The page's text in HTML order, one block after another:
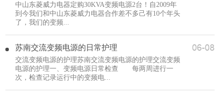
中山东菱威力电器定购30KVA变频电源2台！自2009年
到今我们和中山东菱威力电器合作差不多己有10个年头
了，我们的变频...
苏南交流变频电源的日常护理
交流变频电源的护理苏南交流变频电源的护理交流变频
电源的护理一、变频电源日常检查 每两周进行一
次，检查记录运行中的变频电...
06-08